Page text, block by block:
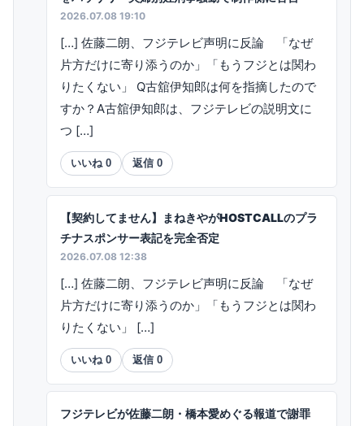
2026.07.08 19:10
[…] 佐藤二朗、フジテレビ声明に反論 「なぜ
片方だけに寄り添うのか」「もうフジとは関わ
りたくない」 Q古舘伊知郎は何を指摘したので
すか？A古舘伊知郎は、フジテレビの説明文に
つ […]
いいね 0 返信 0
【契約してません】まねきやがHOSTCALLのプラ
チナスポンサー表記を完全否定
2026.07.08 12:38
[…] 佐藤二朗、フジテレビ声明に反論 「なぜ
片方だけに寄り添うのか」「もうフジとは関わ
りたくない」 […]
いいね 0 返信 0
フジテレビが佐藤二朗・橋本愛めぐる報道で謝罪